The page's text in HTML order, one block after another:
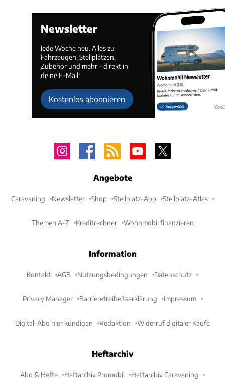
Newsletter
Jede Woche neu. Alles zu
Fahrzeugen, Stellplätzen,
Zubehör und mehr – direkt in
deine E-Mail!
Kostenlos abonnieren
Angebote
Caravaning Newsletter Shop Stellplatz-App Stellplatz-Atlas
Themen A-Z Kreditrechner Wohnmobil finanzieren
Information
Kontakt AGB Nutzungsbedingungen Datenschutz
Privacy Manager Barrierefreiheitserklärung Impressum
Digital-Abo hier kündigen Redaktion Widerruf digitaler Käufe
Heftarchiv
Abo & Hefte Heftarchiv Promobil Heftarchiv Caravaning